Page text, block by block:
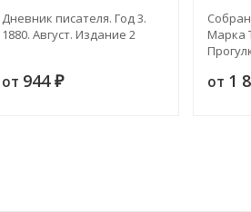
Дневник писателя. Год 3.
1880. Август. Издание 2
от 944 ₽
Марка
от 1